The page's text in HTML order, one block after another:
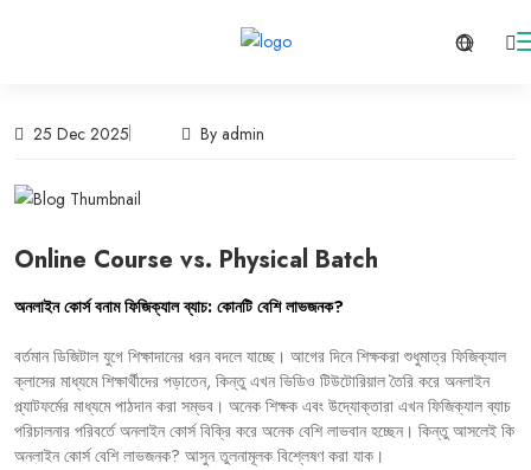
25 Dec 2025 By admin
Online Course vs. Physical Batch
অনলাইন কোর্স বনাম ফিজিক্যাল ব্যাচ: কোনটি বেশি লাভজনক?
বর্তমান ডিজিটাল যুগে শিক্ষাদানের ধরন বদলে যাচ্ছে। আগের দিনে শিক্ষকরা শুধুমাত্র ফিজিক্যাল
ক্লাসের মাধ্যমে শিক্ষার্থীদের পড়াতেন, কিন্তু এখন ভিডিও টিউটোরিয়াল তৈরি করে অনলাইন
প্ল্যাটফর্মের মাধ্যমে পাঠদান করা সম্ভব। অনেক শিক্ষক এবং উদ্যোক্তারা এখন ফিজিক্যাল ব্যাচ
পরিচালনার পরিবর্তে অনলাইন কোর্স বিক্রি করে অনেক বেশি লাভবান হচ্ছেন। কিন্তু আসলেই কি
অনলাইন কোর্স বেশি লাভজনক? আসুন তুলনামূলক বিশ্লেষণ করা যাক।